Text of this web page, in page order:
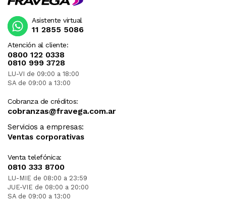
Atención al cliente:
0800 122 0338
0810 999 3728
LU-VI de 09:00 a 18:00
SA de 09:00 a 13:00
Cobranza de créditos:
cobranzas@fravega.com.ar
Servicios a empresas:
Ventas corporativas
Venta telefónica:
0810 333 8700
LU-MIE de 08:00 a 23:59
JUE-VIE de 08:00 a 20:00
SA de 09:00 a 13:00
Asistente virtual
11 2855 5086